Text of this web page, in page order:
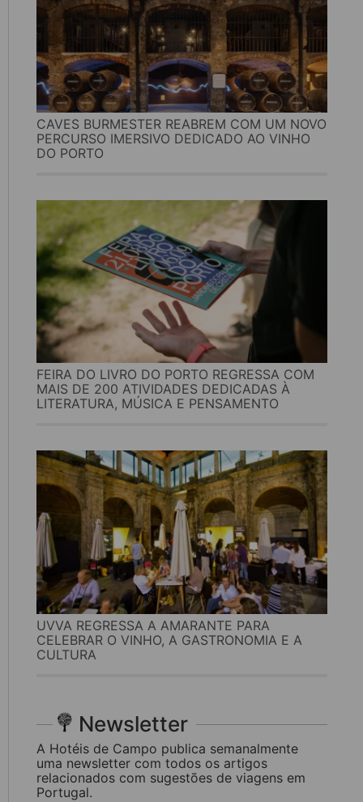
CAVES BURMESTER REABREM COM UM NOVO
PERCURSO IMERSIVO DEDICADO AO VINHO
DO PORTO
FEIRA DO LIVRO DO PORTO REGRESSA COM
MAIS DE 200 ATIVIDADES DEDICADAS À
LITERATURA, MÚSICA E PENSAMENTO
UVVA REGRESSA A AMARANTE PARA
CELEBRAR O VINHO, A GASTRONOMIA E A
CULTURA
Newsletter
A Hotéis de Campo publica semanalmente
uma newsletter com todos os artigos
relacionados com sugestões de viagens em
Portugal.